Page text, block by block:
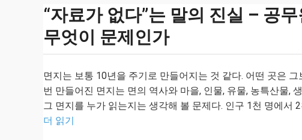
리
“자료가 없다”는 말의 진실 – 공
무엇이 문제인가
면지는 보통 10년을 주기로 만들어지는 것 같다. 어떤 곳은
번 만들어진 면지는 면의 역사와 마을, 인물, 유물, 농특산물,
그 면지를 누가 읽는지는 생각해 볼 문제다. 인구 1천 명에서
더 읽기